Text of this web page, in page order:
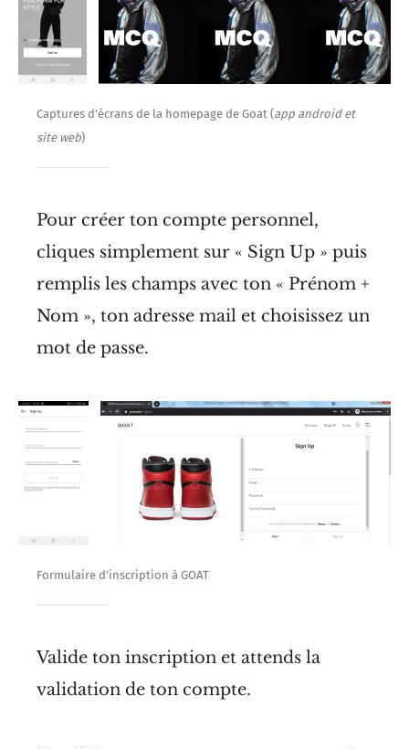
Captures d’écrans de la homepage de Goat (app android et
site web)
Pour créer ton compte personnel,
cliques simplement sur « Sign Up » puis
remplis les champs avec ton « Prénom +
Nom », ton adresse mail et choisissez un
mot de passe.
Formulaire d’inscription à GOAT
Valide ton inscription et attends la
validation de ton compte.